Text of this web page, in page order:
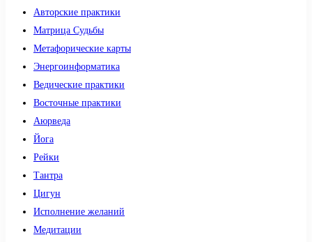
Авторские практики
Матрица Судьбы
Метафорические карты
Энергоинформатика
Ведические практики
Восточные практики
Аюрведа
Йога
Рейки
Тантра
Цигун
Исполнение желаний
Медитации